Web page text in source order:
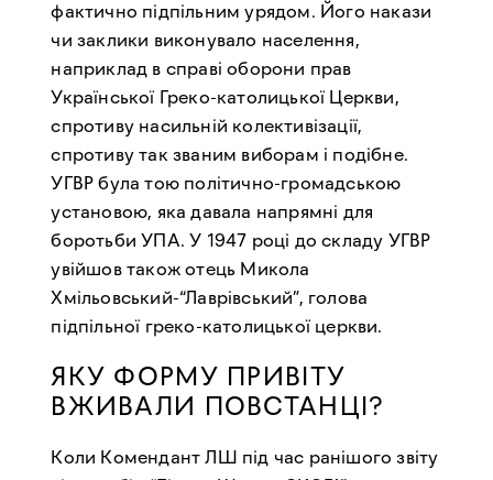
фактично підпільним урядом. Його накази
чи заклики виконувало населення,
наприклад в справі оборони прав
Української Греко-католицької Церкви,
спротиву насильній колективізації,
спротиву так званим виборам і подібне.
УГВР була тою політично-громадською
установою, яка давала напрямні для
боротьби УПА. У 1947 році до складу УГВР
увійшов також отець Микола
Хмільовський-“Лаврівський”, голова
підпільної греко-католицької церкви.
ЯКУ ФОРМУ ПРИВІТУ
ВЖИВАЛИ ПОВСТАНЦІ?
Коли Комендант ЛШ під час ранішого звіту